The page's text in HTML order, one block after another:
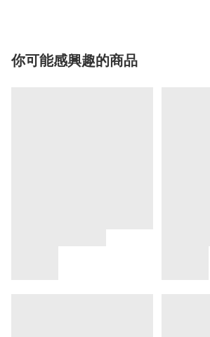
你可能感興趣的商品